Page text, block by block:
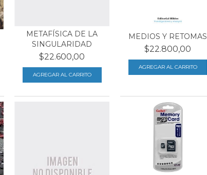
METAFÍSICA DE LA
SINGULARIDAD
$22.600,00
MEDIOS Y RETOMAS
$22.800,00